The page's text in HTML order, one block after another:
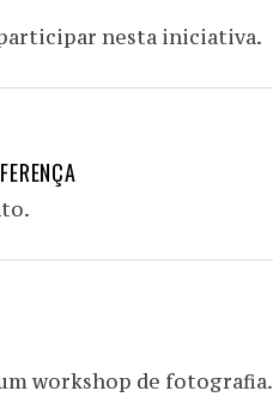
nesta iniciativa.
workshop de fotografia.